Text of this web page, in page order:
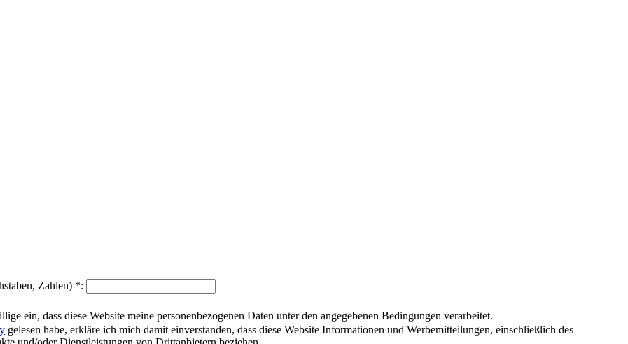
Zahlen) *:
ein, dass diese Website meine personenbezogenen Daten unter den angegebenen Bedingungen verarbeitet.
gelesen habe, erkläre ich mich damit einverstanden, dass diese Website Informationen und Werbemitteilungen, einschließlich des